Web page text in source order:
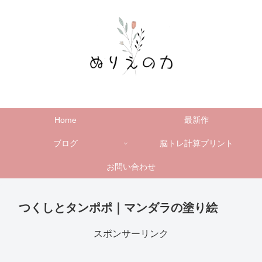
Home 最新作
ブログ 脳トレ計算プリント
お問い合わせ
つくしとタンポポ｜マンダラの塗り絵
スポンサーリンク